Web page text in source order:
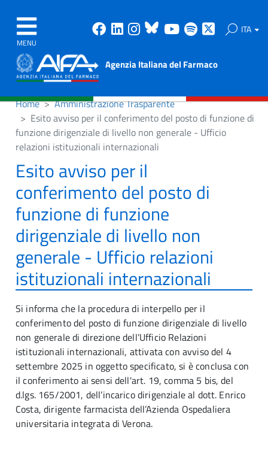
MENU
Facebook
Linkedin
Instagram
Bluesky
Youtube
Spotify ITA
Agenzia Italiana del Farmaco
Home
Amministrazione Trasparente
Esito avviso per il conferimento del posto di funzione di
funzione dirigenziale di livello non generale - Ufficio
relazioni istituzionali internazionali
Esito avviso per il
conferimento del posto di
funzione di funzione
dirigenziale di livello non
generale - Ufficio relazioni
istituzionali internazionali
Si informa che la procedura di interpello per il
conferimento del posto di funzione dirigenziale di livello
non generale di direzione dell’Ufficio Relazioni
istituzionali internazionali, attivata con avviso del 4
settembre 2025 in oggetto specificato, si è conclusa con
il conferimento ai sensi dell'art. 19, comma 5 bis, del
d.lgs. 165/2001, dell’incarico dirigenziale al dott. Enrico
Costa, dirigente farmacista dell’Azienda Ospedaliera
universitaria integrata di Verona.